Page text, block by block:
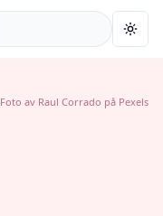
Foto av Raul Corrado på Pexels